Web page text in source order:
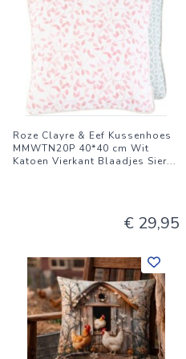
Roze Clayre & Eef Kussenhoes
MMWTN20P 40*40 cm Wit
Katoen Vierkant Blaadjes Sier...
€ 29,95